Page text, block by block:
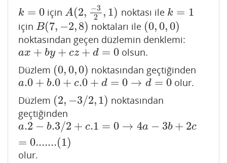
k = 0
k= 0 içinA(2, −3
2
, 1)
A(2,−32,1) noktası ile k = 1
k=1
için B(7, −2,8)
B(7,−2,8) noktaları ile (0,0,0)
(0,0 ,0)
noktasından geçen düzlemin denklemi:
ax + by + cz + d = 0
ax+ by +cz +d =0
olsun.
Düzlem (0,0,0)
(0,0 ,0) noktasından geçtiğinden
a.0 + b.0 + c.0 + d = 0 → d = 0
a.0+ b.0+c.0+ d=0→d=0
olur.
Düzlem (2, −3/2,1)
(2,− 3/2,1)
noktasından
geçtiğinden
a.2 − b.3/2 + c.1 = 0 → 4a − 3b + 2c
= 0.......(1)
a.2− b.3/2+c.1=0 →4 a−3b +2c =0....... (1)
olur.